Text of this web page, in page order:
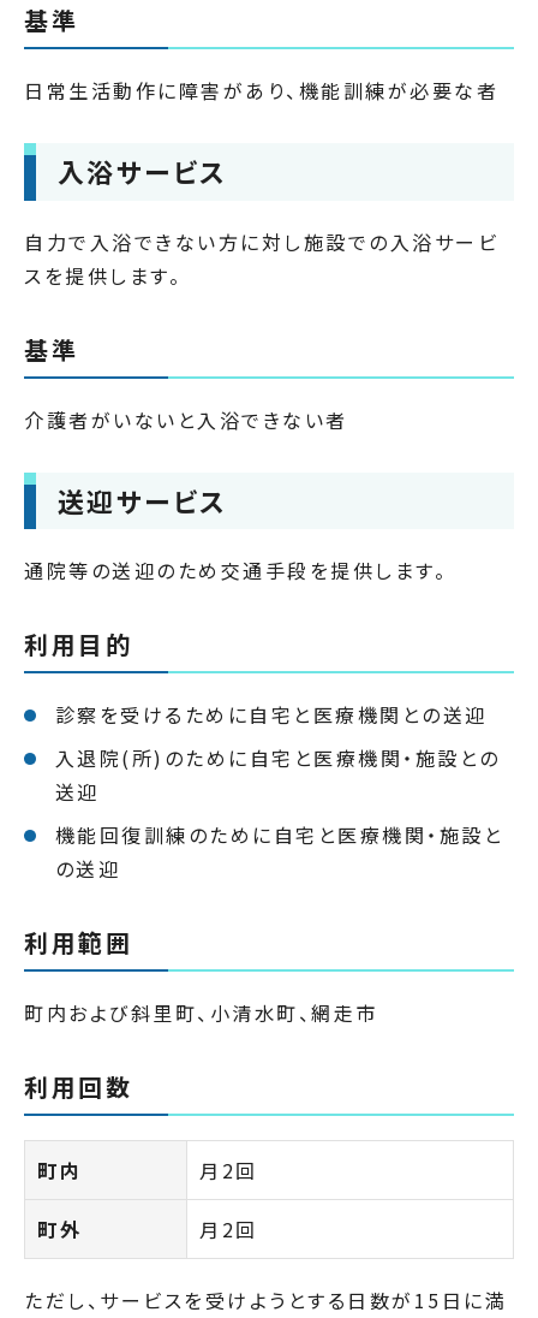
基準
日常生活動作に障害があり、機能訓練が必要な者
入浴サービス
自力で入浴できない方に対し施設での入浴サービ
スを提供します。
基準
介護者がいないと入浴できない者
送迎サービス
通院等の送迎のため交通手段を提供します。
利用目的
診察を受けるために自宅と医療機関との送迎
入退院(所)のために自宅と医療機関・施設との
送迎
機能回復訓練のために自宅と医療機関・施設と
の送迎
利用範囲
町内および斜里町、小清水町、網走市
利用回数
町内 月2回
町外 月2回
ただし、サービスを受けようとする日数が15日に満